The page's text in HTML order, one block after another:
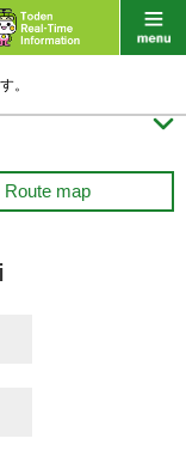
。

Route map